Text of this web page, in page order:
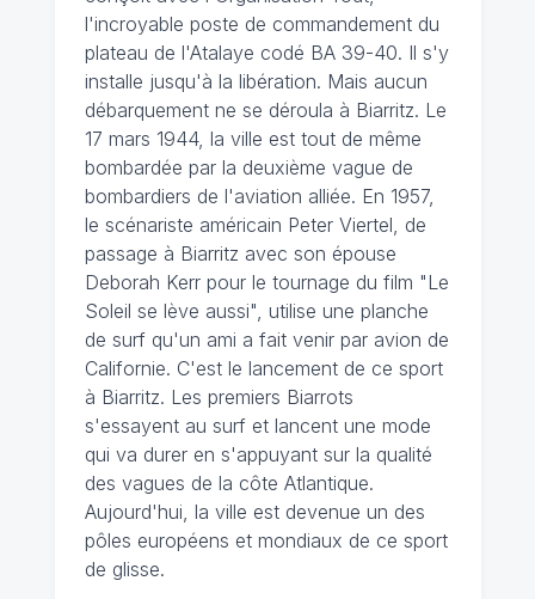
l'incroyable poste de commandement du
plateau de l'Atalaye codé BA 39-40. Il s'y
installe jusqu'à la libération. Mais aucun
débarquement ne se déroula à Biarritz. Le
17 mars 1944, la ville est tout de même
bombardée par la deuxième vague de
bombardiers de l'aviation alliée. En 1957,
le scénariste américain Peter Viertel, de
passage à Biarritz avec son épouse
Deborah Kerr pour le tournage du film "Le
Soleil se lève aussi", utilise une planche
de surf qu'un ami a fait venir par avion de
Californie. C'est le lancement de ce sport
à Biarritz. Les premiers Biarrots
s'essayent au surf et lancent une mode
qui va durer en s'appuyant sur la qualité
des vagues de la côte Atlantique.
Aujourd'hui, la ville est devenue un des
pôles européens et mondiaux de ce sport
de glisse.